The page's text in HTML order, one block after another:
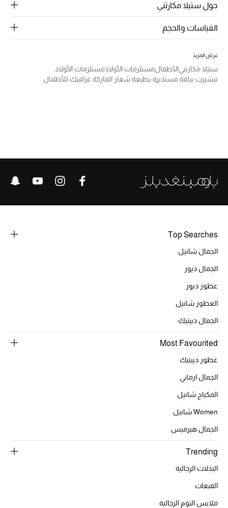
المجوهرات
نسوقوا أحدث ما وصلنا
ما وصلنا حديثاً
حصريًا عبر الإنترنت
جميع إصدارتنا النسائية
تشكيلة المناسبات للنساء
الحب للمحلي
الملابس الرياضية النسائية
حقائب وأحذية متطابقة
جميع الملابس النسائية
حول ستيلا مكارتني
القياسات والحجم
عرض المزيد
ستيلا مكارتنيالأطفالمستلزمات الأولادمستلزمات الأولاد
تيشيرت بياقة مستديرة بطبعة شعار الماركة غرافيك للأطفال
Top Searches
الجمال شانيل
الجمال ديور
عطور ديور
العطور شانيل
الجمال ديبتيك
Most Favourited
عطور ديبتيك
الجمال ارماني
المكياج شانيل
Women شانيل
الجمال هيرميس
Trending
البدلات الرجالية
القبعات
ملابس النوم الرجالية